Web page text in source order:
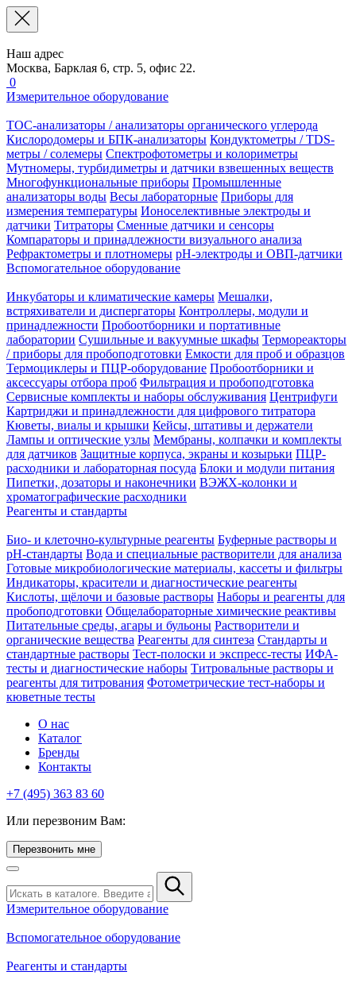
Наш адрес
Москва, Барклая 6, стр. 5, офис 22.
0
Измерительное оборудование
TOC-анализаторы / анализаторы органического углерода
Кислородомеры и БПК-анализаторы Кондуктометры / TDS-
метры / солемеры Спектрофотометры и колориметры
Мутномеры, турбидиметры и датчики взвешенных веществ
Многофункциональные приборы Промышленные
анализаторы воды Весы лабораторные Приборы для
измерения температуры Ионоселективные электроды и
датчики Титраторы Сменные датчики и сенсоры
Компараторы и принадлежности визуального анализа
Рефрактометры и плотномеры pH-электроды и ОВП-датчики
Вспомогательное оборудование
Инкубаторы и климатические камеры Мешалки,
встряхиватели и диспергаторы Контроллеры, модули и
принадлежности Пробоотборники и портативные
лаборатории Сушильные и вакуумные шкафы Термореакторы
/ приборы для пробоподготовки Емкости для проб и образцов
Термоциклеры и ПЦР-оборудование Пробоотборники и
аксессуары отбора проб Фильтрация и пробоподготовка
Сервисные комплекты и наборы обслуживания Центрифуги
Картриджи и принадлежности для цифрового титратора
Кюветы, виалы и крышки Кейсы, штативы и держатели
Лампы и оптические узлы Мембраны, колпачки и комплекты
для датчиков Защитные корпуса, экраны и козырьки ПЦР-
расходники и лабораторная посуда Блоки и модули питания
Пипетки, дозаторы и наконечники ВЭЖХ-колонки и
хроматографические расходники
Реагенты и стандарты
Био- и клеточно-культурные реагенты Буферные растворы и
pH-стандарты Вода и специальные растворители для анализа
Готовые микробиологические материалы, кассеты и фильтры
Индикаторы, красители и диагностические реагенты
Кислоты, щёлочи и базовые растворы Наборы и реагенты для
пробоподготовки Общелабораторные химические реактивы
Питательные среды, агары и бульоны Растворители и
органические вещества Реагенты для синтеза Стандарты и
стандартные растворы Тест-полоски и экспресс-тесты ИФА-
тесты и диагностические наборы Титровальные растворы и
реагенты для титрования Фотометрические тест-наборы и
кюветные тесты
О нас
Каталог
Бренды
Контакты
+7 (495) 363 83 60
Или перезвоним Вам:
Перезвонить мне
Измерительное оборудование
Вспомогательное оборудование
Реагенты и стандарты